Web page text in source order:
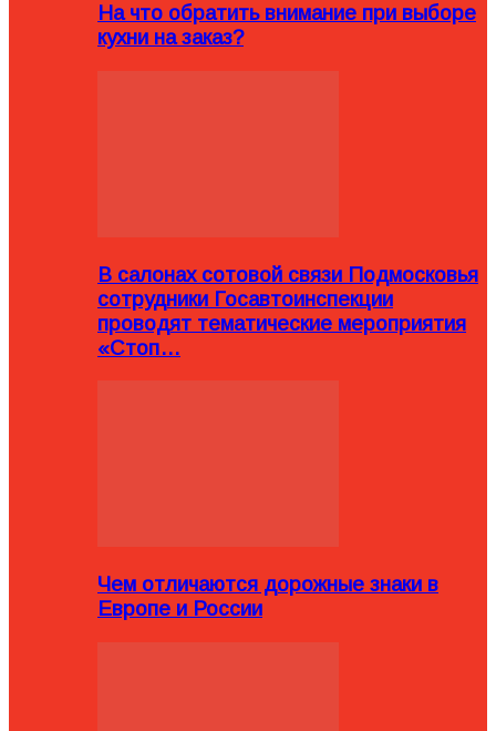
На что обратить внимание при выборе
кухни на заказ?
В салонах сотовой связи Подмосковья
сотрудники Госавтоинспекции
проводят тематические мероприятия
«Стоп…
Чем отличаются дорожные знаки в
Европе и России